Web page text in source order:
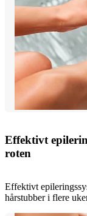
Effektivt
roten
Effektivt
hårstubber i flere